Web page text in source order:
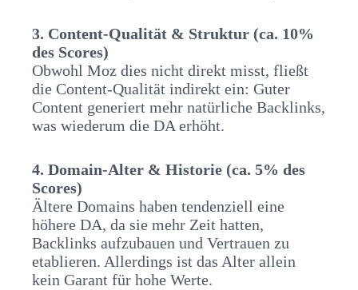
3. Content-Qualität & Struktur (ca. 10%
des Scores)
Obwohl Moz dies nicht direkt misst, fließt
die Content-Qualität indirekt ein: Guter
Content generiert mehr natürliche Backlinks,
was wiederum die DA erhöht.
4. Domain-Alter & Historie (ca. 5% des
Scores)
Ältere Domains haben tendenziell eine
höhere DA, da sie mehr Zeit hatten,
Backlinks aufzubauen und Vertrauen zu
etablieren. Allerdings ist das Alter allein
kein Garant für hohe Werte.